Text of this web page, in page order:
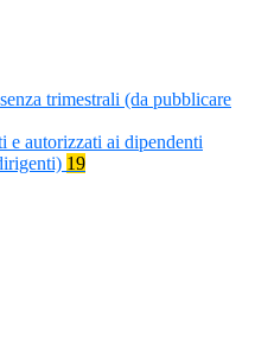
trimestrali (da pubblicare
e autorizzati ai dipendenti
19